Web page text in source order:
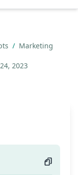
/ Marketing
2023